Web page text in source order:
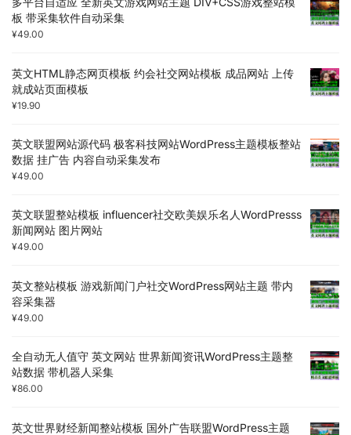
板 带采集软件自动采集
¥49.00
英文HTML静态网页模板 约会社交网站模板 成品网站 上传
就成站页面模板
¥19.90
英文联盟网站源代码 极客科技网站WordPress主题模板整站
数据 挂广告 内容自动采集发布
¥49.00
英文联盟整站模板 influencer社交欧美娱乐名人WordPresss
新闻网站 图片网站
¥49.00
英文整站模板 游戏新闻门户社交WordPress网站主题 带内
容采集器
¥49.00
全自动无人值守 英文网站 世界新闻资讯WordPress主题整
站数据 带机器人采集
¥86.00
英文世界财经新闻整站模板 国外广告联盟WordPress主题